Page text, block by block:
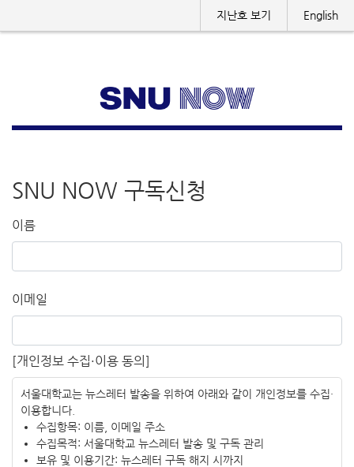
English
지난호 보기
SNU NOW 구독신청
이름
이메일
[개인정보 수집·이용 동의]
서울대학교는 뉴스레터 발송을 위하여 아래와 같이 개인정보를 수집·
이용합니다.
수집항목: 이름, 이메일 주소
수집목적: 서울대학교 뉴스레터 발송 및 구독 관리
보유 및 이용기간: 뉴스레터 구독 해지 시까지